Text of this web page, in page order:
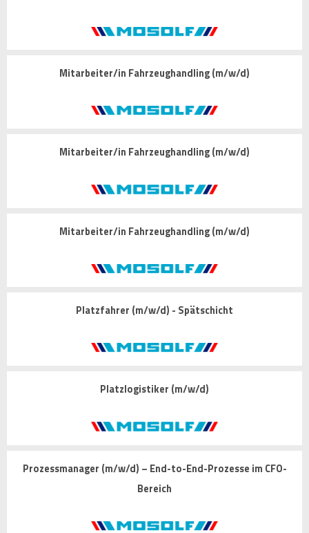
Mitarbeiter/in Fahrzeughandling (m/w/d)
Mitarbeiter/in Fahrzeughandling (m/w/d)
Mitarbeiter/in Fahrzeughandling (m/w/d)
Platzfahrer (m/w/d) - Spätschicht
Platzlogistiker (m/w/d)
Prozessmanager (m/w/d) – End-to-End-Prozesse im CFO-
Bereich